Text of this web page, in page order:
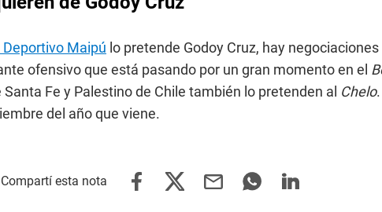
Maipú lo pretende Godoy Cruz, hay
ofensivo que está pasando por un gran momento en el
Fe y Palestino de Chile también lo pretenden al Chelo
del año que viene.